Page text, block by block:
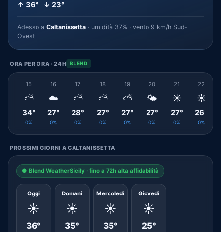
↑ 36° ↓ 23°
Adesso a Caltanissetta · umidità 37% · vento 9 km/h Sud-
Ovest
ORA PER ORA · 24H BLEND
15
⛅
34°
0%
16
☁️
27°
0%
17
⛅
28°
0%
18
⛅
27°
0%
19
⛅
27°
0%
20
🌤️
27°
0%
21
☀️
27°
0%
22
☀️
26°
0%
PROSSIMI GIORNI A CALTANISSETTA
● Blend WeatherSicily · fino a 72h alta affidabilità
Oggi
☀️
36°
Domani
☀️
35°
Mercoledì
☀️
35°
Giovedì
☀️
25°